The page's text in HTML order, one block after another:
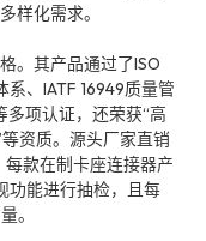
样化需求。
。其产品通过了ISO
系、IATF 16949质量管
项认证，还荣获“高
资质。源头厂家直销
款在制卡座连接器产
功能进行抽检，且每
。